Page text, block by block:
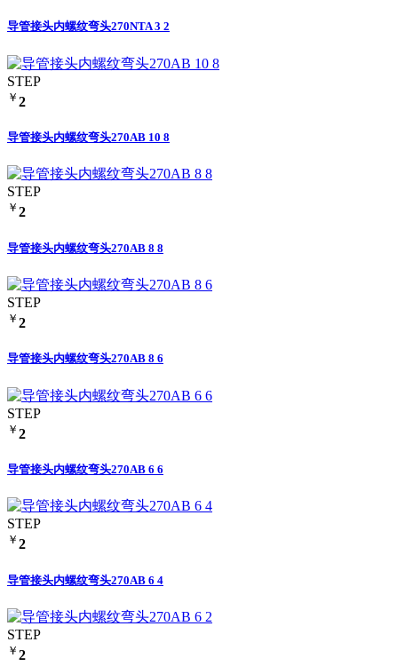
导管接头内螺纹弯头270NTA 3 2
STEP
￥ 2
导管接头内螺纹弯头270AB 10 8
STEP
￥ 2
导管接头内螺纹弯头270AB 8 8
STEP
￥ 2
导管接头内螺纹弯头270AB 8 6
STEP
￥ 2
导管接头内螺纹弯头270AB 6 6
STEP
￥ 2
导管接头内螺纹弯头270AB 6 4
STEP
￥ 2